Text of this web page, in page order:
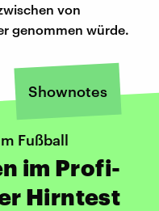
von
genommen würde.
Shownotes
Fußball
im Profi-
Hirntest